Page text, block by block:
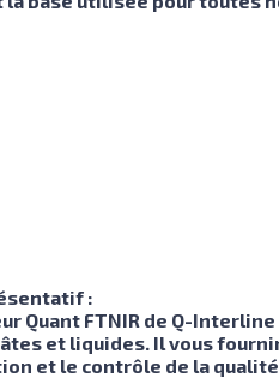
:
Quant FTNIR de Q-
et liquides. Il vous
et le contrôle de la